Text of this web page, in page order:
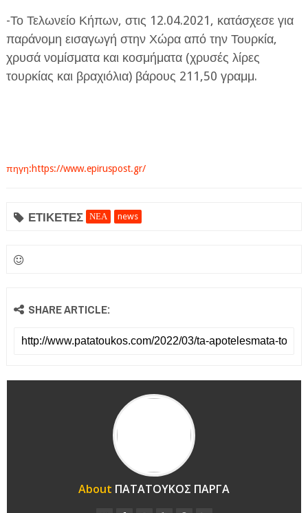
-Το Τελωνείο Κήπων, στις 12.04.2021, κατάσχεσε για
παράνομη εισαγωγή στην Χώρα από την Τουρκία,
χρυσά νομίσματα και κοσμήματα (χρυσές λίρες
τουρκίας και βραχιόλια) βάρους 211,50 γραμμ.
πηγη:https://www.epiruspost.gr/
ΕΤΙΚΕΤΕΣ ΝΕΑ news
SHARE ARTICLE:
About ΠΑΤΑΤΟΥΚΟΣ ΠΑΡΓΑ